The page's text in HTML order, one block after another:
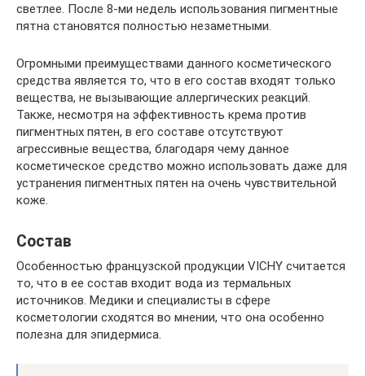
светлее. После 8-ми недель использования пигментные
пятна становятся полностью незаметными.
Огромными преимуществами данного косметического
средства является то, что в его состав входят только
вещества, не вызывающие аллергических реакций.
Также, несмотря на эффективность крема против
пигментных пятен, в его составе отсутствуют
агрессивные вещества, благодаря чему данное
косметическое средство можно использовать даже для
устранения пигментных пятен на очень чувствительной
коже.
Состав
Особенностью французской продукции VICHY считается
то, что в ее состав входит вода из термальных
источников. Медики и специалисты в сфере
косметологии сходятся во мнении, что она особенно
полезна для эпидермиса.